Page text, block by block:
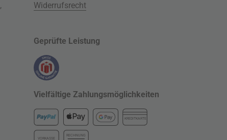
,
Widerrufsrecht
Geprüfte Leistung
Vielfältige Zahlungsmöglichkeiten
KREDITKARTE
VORKASSE
RECHNUNG